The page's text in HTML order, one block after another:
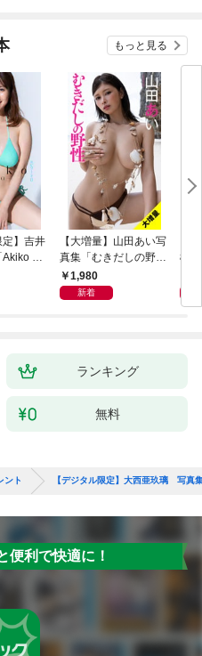
もっと見る
定】吉井
エ
【大増量】山田あい写
真集「むきだしの野
性」1,980
新着
楓
ランキング
無料
ント 【デジタル限定】大西亜玖璃 写
便利で快適に！